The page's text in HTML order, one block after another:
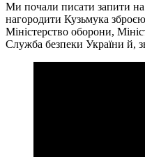
Ми почали писати запити на
нагородити Кузьмука
Міністерство оборони,
Служба безпеки України й,